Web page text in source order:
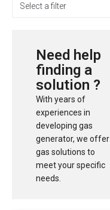
Select a filter
Need help
finding a
solution ?
With years of
experiences in
developing gas
generator, we offer
gas solutions to
meet your specific
needs.